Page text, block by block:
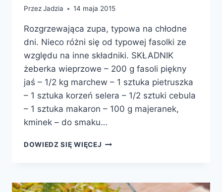
PrzezJadzia 14 maja 2015
Rozgrzewająca zupa, typowa na chłodne
dni. Nieco różni się od typowej fasolki ze
względu na inne składniki. SKŁADNIK
żeberka wieprzowe – 200 g fasoli piękny
jaś – 1/2 kg marchew – 1 sztuka pietruszka
– 1 sztuka korzeń selera – 1/2 sztuki cebula
– 1 sztuka makaron – 100 g majeranek,
kminek – do smaku…
DOWIEDZ SIĘ WIĘCEJ ZUPA